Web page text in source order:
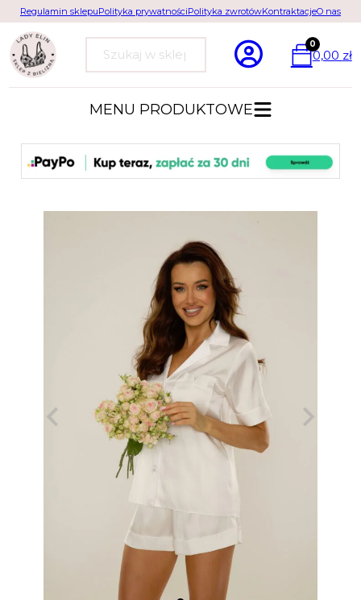
Regulamin sklepuPolityka prywatnościPolityka zwrotówKontraktacjeO nas
Szukaj
0
0,00 zł
MENU PRODUKTOWE